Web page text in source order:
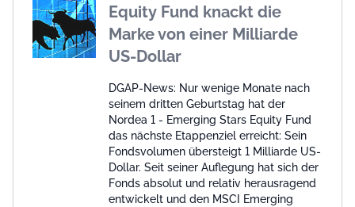
Equity Fund knackt die
Marke von einer Milliarde
US-Dollar
DGAP-News: Nur wenige Monate nach
seinem dritten Geburtstag hat der
Nordea 1 - Emerging Stars Equity Fund
das nächste Etappenziel erreicht: Sein
Fondsvolumen übersteigt 1 Milliarde US-
Dollar. Seit seiner Auflegung hat sich der
Fonds absolut und relativ herausragend
entwickelt und den MSCI Emerging